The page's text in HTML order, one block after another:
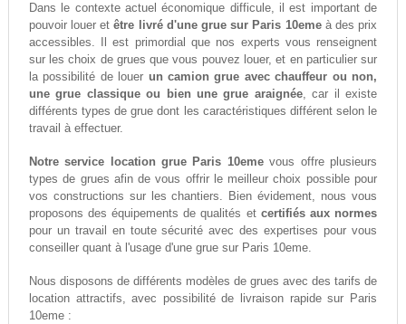
Dans le contexte actuel économique difficule, il est important de
pouvoir louer etêtre livré d'une grue sur Paris 10emeà des prix
accessibles. Il est primordial que nos experts vous renseignent
sur les choix de grues que vous pouvez louer, et en particulier sur
la possibilité de louer un camion grue avec chauffeur ou non,
une grue classique ou bien une grue araignée, car il existe
différents types de grue dont les caractéristiques différent selon le
travail à effectuer.
Notre service location grue Paris 10emevous offre plusieurs
types de grues afin de vous offrir le meilleur choix possible pour
vos constructions sur les chantiers. Bien évidement, nous vous
proposons des équipements de qualités et certifiés aux normes
pour un travail en toute sécurité avec des expertises pour vous
conseiller quant à l'usage d'une grue sur Paris 10eme.
Nous disposons de différents modèles de grues avec des tarifs de
location attractifs, avec possibilité de livraison rapide sur Paris
10eme :